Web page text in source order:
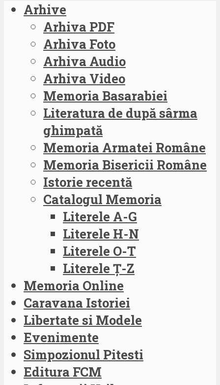
Arhive
Arhiva PDF
Arhiva Foto
Arhiva Audio
Arhiva Video
Memoria Basarabiei
Literatura de după sârma
ghimpată
Memoria Armatei Române
Memoria Bisericii Române
Istorie recentă
Catalogul Memoria
Literele A-G
Literele H-N
Literele O-T
Literele Ț-Z
Memoria Online
Caravana Istoriei
Libertate si Modele
Evenimente
Simpozionul Pitesti
Editura FCM